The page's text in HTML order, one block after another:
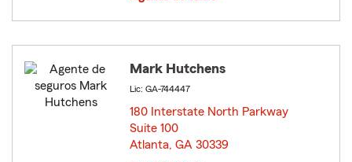
Mark Hutchens
Lic: GA-744447
180 Interstate North Parkway
Suite 100
Atlanta, GA 30339